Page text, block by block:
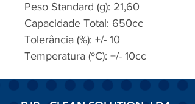
Peso Standard (g): 21,60
Capacidade Total: 650cc
Tolerância (%): +/- 10
Temperatura (ºC): +/- 10cc